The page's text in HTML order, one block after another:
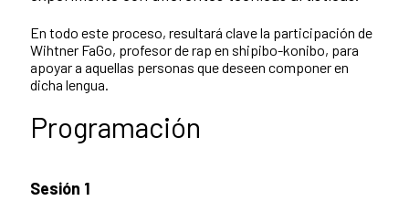
En todo este proceso, resultará clave la participación de
Wihtner FaGo, profesor de rap en shipibo-konibo, para
apoyar a aquellas personas que deseen componer en
dicha lengua.
Programación
Sesión 1